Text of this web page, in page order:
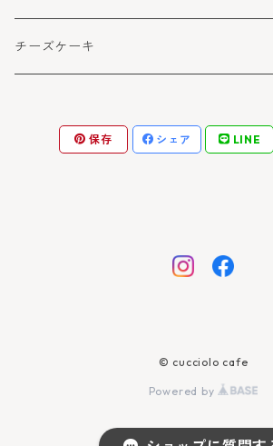
マカロン
チーズケーキ
保存 シェア LINE
© cucciolo cafe
Powered by